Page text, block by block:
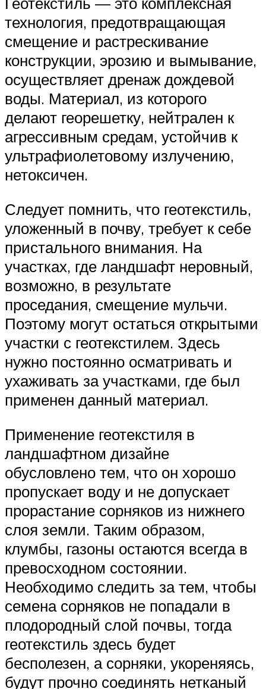
технология, предотвращающая
смещение и растрескивание
конструкции, эрозию и вымывание,
осуществляет дренаж дождевой
воды. Материал, из которого
делают георешетку, нейтрален к
агрессивным средам, устойчив к
ультрафиолетовому излучению,
нетоксичен.
Следует помнить, что геотекстиль,
уложенный в почву, требует к себе
пристального внимания. На
участках, где ландшафт неровный,
возможно, в результате
проседания, смещение мульчи.
Поэтому могут остаться открытыми
участки с геотекстилем. Здесь
нужно постоянно осматривать и
ухаживать за участками, где был
применен данный материал.
Применение геотекстиля в
ландшафтном дизайне
обусловлено тем, что он хорошо
пропускает воду и не допускает
прорастание сорняков из нижнего
слоя земли. Таким образом,
клумбы, газоны остаются всегда в
превосходном состоянии.
Необходимо следить за тем, чтобы
семена сорняков не попадали в
плодородный слой почвы, тогда
геотекстиль здесь будет
бесполезен, а сорняки, укореняясь,
будут прочно соединять нетканый